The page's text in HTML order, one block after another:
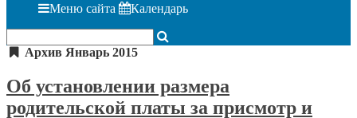
Меню сайта Календарь
Архив Январь 2015
Об установлении размера
родительской платы за присмотр и